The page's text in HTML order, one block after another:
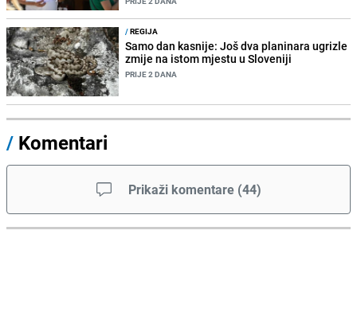
/REGIJA
Samo dan kasnije: Još dva planinara ugrizle
zmije na istom mjestu u Sloveniji
PRIJE 2 DANA
/ Komentari
Prikaži komentare (44)